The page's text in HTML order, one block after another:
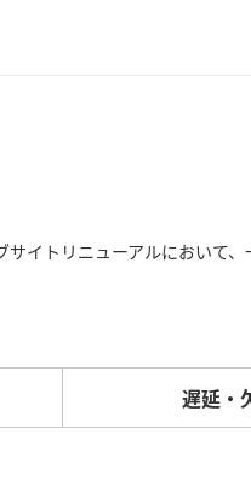
イトリニューアルにおいて、
遅延・